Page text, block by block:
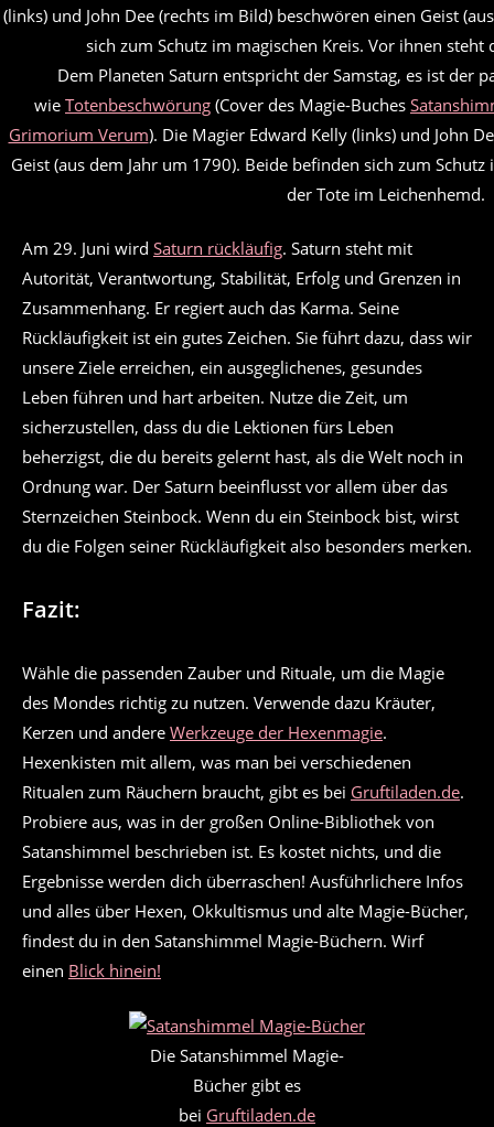
Dem Planeten Saturn entspricht der Samstag, es ist der
wie Totenbeschwörung (Cover des Magie-Buches
Grimorium Verum). Die Magier Edward Kelly (links) und John
Geist (aus dem Jahr um 1790). Beide befinden sich zum
der Tote im Leichenhemd.
Am 29. Juni wird Saturn rückläufig. Saturn steht mit
Autorität, Verantwortung, Stabilität, Erfolg und Grenzen in
Zusammenhang. Er regiert auch das Karma. Seine
Rückläufigkeit ist ein gutes Zeichen. Sie führt dazu, dass wir
unsere Ziele erreichen, ein ausgeglichenes, gesundes
Leben führen und hart arbeiten. Nutze die Zeit, um
sicherzustellen, dass du die Lektionen fürs Leben
beherzigst, die du bereits gelernt hast, als die Welt noch in
Ordnung war. Der Saturn beeinflusst vor allem über das
Sternzeichen Steinbock. Wenn du ein Steinbock bist, wirst
du die Folgen seiner Rückläufigkeit also besonders merken.
Fazit:
Wähle die passenden Zauber und Rituale, um die Magie
des Mondes richtig zu nutzen. Verwende dazu Kräuter,
Kerzen und andere Werkzeuge der Hexenmagie.
Hexenkisten mit allem, was man bei verschiedenen
Ritualen zum Räuchern braucht, gibt es bei Gruftiladen.de.
Probiere aus, was in der großen Online-Bibliothek von
Satanshimmel beschrieben ist. Es kostet nichts, und die
Ergebnisse werden dich überraschen! Ausführlichere Infos
und alles über Hexen, Okkultismus und alte Magie-Bücher,
findest du in den Satanshimmel Magie-Büchern. Wirf
einen Blick hinein!
Die Satanshimmel Magie-
Bücher gibt es
bei Gruftiladen.de